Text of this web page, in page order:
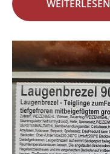
WEITERLESEN